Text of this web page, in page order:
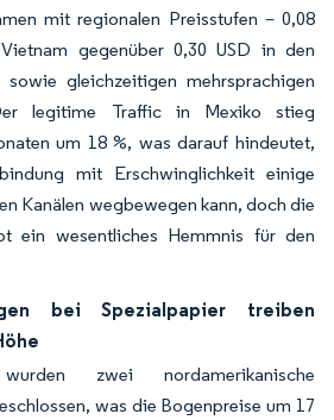
mit regionalen Preisstufen – 0,08
gegenüber 0,30 USD in den
gleichzeitigen mehrsprachigen
legitime Traffic in Mexiko stieg
um 18 %, was darauf hindeutet,
mit Erschwinglichkeit einige
Kanälen wegbewegen kann, doch die
ein wesentliches Hemmnis für den
bei Spezialpapier treiben
zwei nordamerikanische
was die Bogenpreise um 17